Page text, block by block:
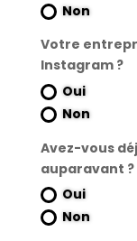
Non
Votre
Instagram ?
Oui
Non
Avez-vous
auparavant ?
Oui
Non